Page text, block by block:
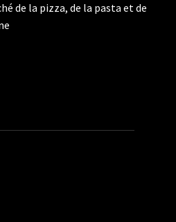
de la pizza, de la pasta et de